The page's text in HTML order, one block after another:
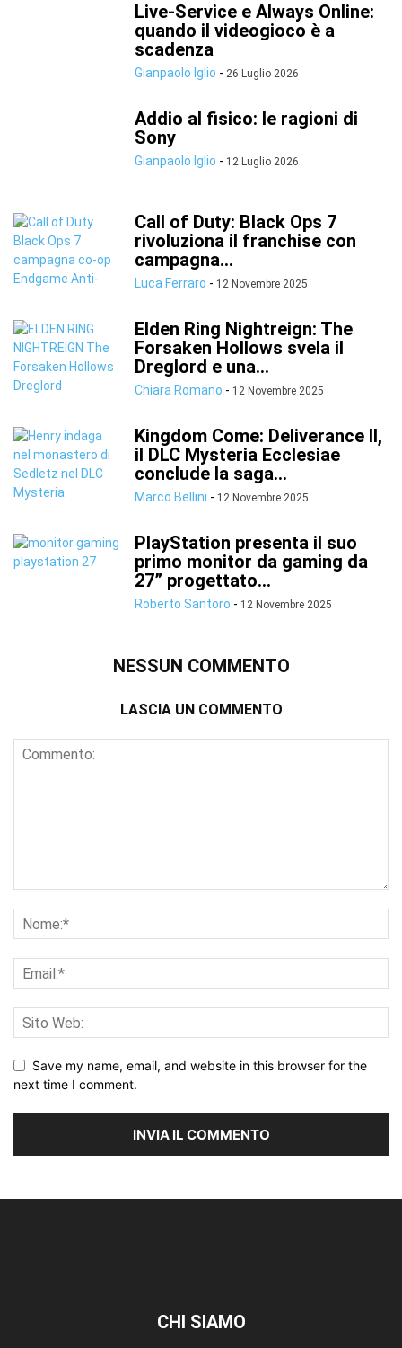
Live-Service e Always Online:
quando il videogioco è a
scadenza
Gianpaolo Iglio - 26 Luglio 2026
Addio al fisico: le ragioni di
Sony
Gianpaolo Iglio - 12 Luglio 2026
Call of Duty: Black Ops 7
rivoluziona il franchise con
campagna...
Luca Ferraro - 12 Novembre 2025
Elden Ring Nightreign: The
Forsaken Hollows svela il
Dreglord e una...
Chiara Romano - 12 Novembre 2025
Kingdom Come: Deliverance II,
il DLC Mysteria Ecclesiae
conclude la saga...
Marco Bellini - 12 Novembre 2025
PlayStation presenta il suo
primo monitor da gaming da
27” progettato...
Roberto Santoro - 12 Novembre 2025
NESSUN COMMENTO
LASCIA UN COMMENTO
Save my name, email, and website in this browser for the
next time I comment.
CHI SIAMO